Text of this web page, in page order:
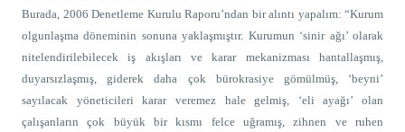
Burada, 2006 Denetleme Kurulu Raporu’ndan bir alıntı yapalım: “Kurum
olgunlaşma döneminin sonuna yaklaşmıştır. Kurumun ‘sinir ağı’ olarak
nitelendirilebilecek iş akışları ve karar mekanizması hantallaşmış,
duyarsızlaşmış, giderek daha çok bürokrasiye gömülmüş, ‘beyni’
sayılacak yöneticileri karar veremez hale gelmiş, ‘eli ayağı’ olan
çalışanların çok büyük bir kısmı felce uğramış, zihnen ve ruhen